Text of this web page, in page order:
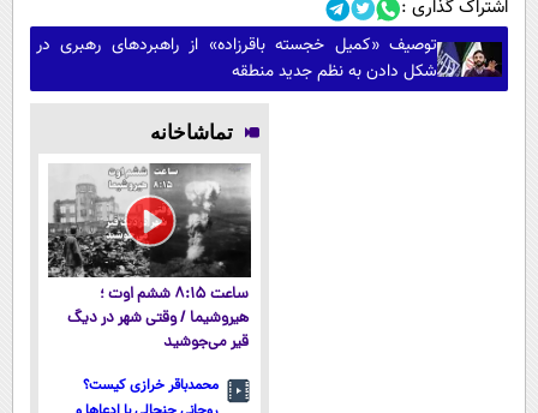
اشتراک گذاری :
توصیف «کمیل خجسته باقرزاده» از راهبردهای رهبری در
شکل دادن به نظم جدید منطقه
تماشاخانه
ساعت ۸:۱۵ ششم اوت ؛
هیروشیما / وقتی شهر در دیگ
قیر می‌جوشید
محمدباقر خرازی کیست؟